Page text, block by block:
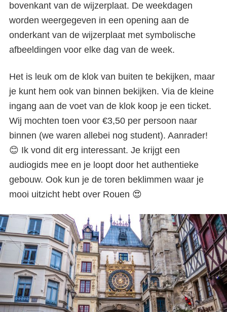
bovenkant van de wijzerplaat. De weekdagen
worden weergegeven in een opening aan de
onderkant van de wijzerplaat met symbolische
afbeeldingen voor elke dag van de week.
Het is leuk om de klok van buiten te bekijken, maar
je kunt hem ook van binnen bekijken. Via de kleine
ingang aan de voet van de klok koop je een ticket.
Wij mochten toen voor €3,50 per persoon naar
binnen (we waren allebei nog student). Aanrader!
😊 Ik vond dit erg interessant. Je krijgt een
audiogids mee en je loopt door het authentieke
gebouw. Ook kun je de toren beklimmen waar je
mooi uitzicht hebt over Rouen 😍